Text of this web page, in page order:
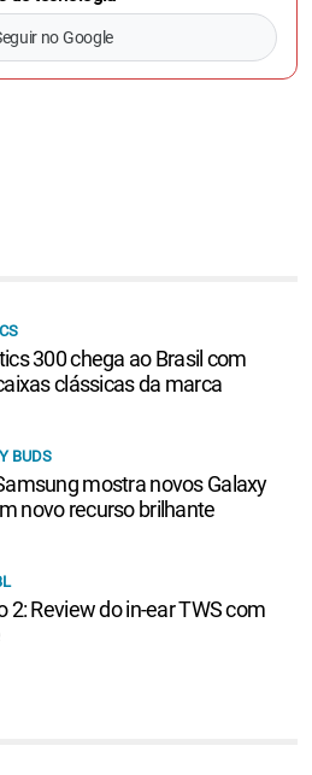
no Google
300 chega ao Brasil com
clássicas da marca
BUDS
mostra novos Galaxy
novo recurso brilhante
2: Review do in-ear TWS com